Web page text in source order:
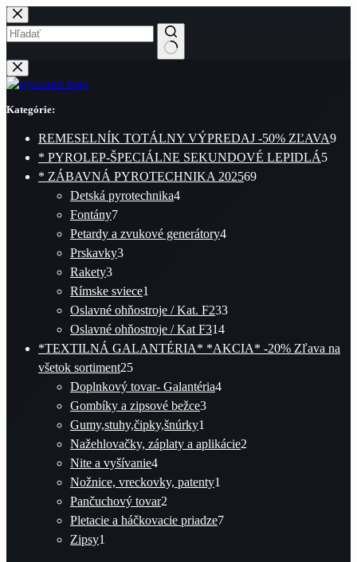
Skip
to
content
No
results
Kategórie:
REMESELNÍK TOTÁLNY VÝPREDAJ -50% ZĽAVA99
* PYROLEP-ŠPECIÁLNE SEKUNDOVÉ LEPIDLÁ55
* ZÁBAVNÁ PYROTECHNIKA 20256969
Detská pyrotechnika44
Fontány77
produktov
Petardy a zvukové generátory44
Prskavky33
Rakety33
produkty
Rímske sviece1
produkt
Oslavné ohňostroje / Kat. F23333
Oslavné ohňostroje / Kat F31414
produktov
*TEXTILNÁ GALANTÉRIA* *AKCIA* -20% Zľava na
všetok sortiment2525
produktov
Doplnkový tovar- Galantéria44
Gombíky a zipsové bežce33
Gumy,stuhy,čipky,šnúrky1
produkt
Nažehlovačky, záplaty a aplikácie2
Nite a vyšívanie44
produkty
Nožnice, vreckovky, patenty1
Pančuchový tovar2
produkty
Pletacie a háčkovacie priadze77
Zipsy1